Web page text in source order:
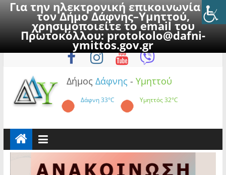
Για την ηλεκτρονική επικοινωνία με
τον Δήμο Δάφνης–Υμηττού,
χρησιμοποιείτε το email του
Πρωτοκόλλου:protokolo@dafni-
ymittos.gov.gr
to
Κυριακή, 9 Αυγούστου 2026
Δήμος Δάφνης - Υμηττού
Δάφνη33°C Υμηττός32°C